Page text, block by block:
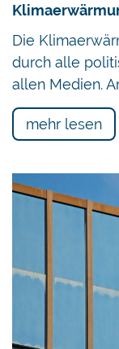
Die
durch alle
allen Medien.
mehr lesen